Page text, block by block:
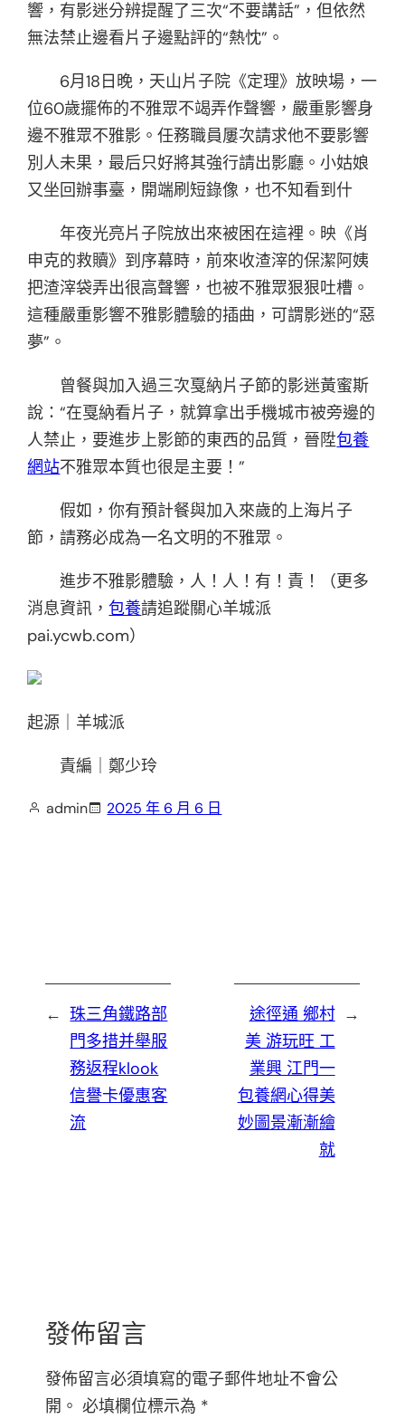
響，有影迷分辨提醒了三次“不要講話”，但依然
無法禁止邊看片子邊點評的“熱忱”。
6月18日晚，天山片子院《定理》放映場，一
位60歲擺佈的不雅眾不竭弄作聲響，嚴重影響身
邊不雅眾不雅影。任務職員屢次請求他不要影響
別人未果，最后只好將其強行請出影廳。小姑娘
又坐回辦事臺，開端刷短錄像，也不知看到什
年夜光亮片子院放出來被困在這裡。映《肖
申克的救贖》到序幕時，前來收渣滓的保潔阿姨
把渣滓袋弄出很高聲響，也被不雅眾狠狠吐槽。
這種嚴重影響不雅影體驗的插曲，可謂影迷的“惡
夢”。
曾餐與加入過三次戛納片子節的影迷黃蜜斯
說：“在戛納看片子，就算拿出手機城市被旁邊的
人禁止，要進步上影節的東西的品質，晉陞包養
網站不雅眾本質也很是主要！”
假如，你有預計餐與加入來歲的上海片子
節，請務必成為一名文明的不雅眾。
進步不雅影體驗，人！人！有！責！（更多
消息資訊，包養請追蹤關心羊城派
pai.ycwb.com）
起源｜羊城派
責編｜鄭少玲
admin 2025 年 6 月 6 日
← 珠三角鐵路部
門多措并舉服
務返程klook
信譽卡優惠客
流
→
途徑通 鄉村
美 游玩旺 工
業興 江門一
包養網心得美
妙圖景漸漸繪
就
發佈留言
發佈留言必須填寫的電子郵件地址不會公
開。 必填欄位標示為 *